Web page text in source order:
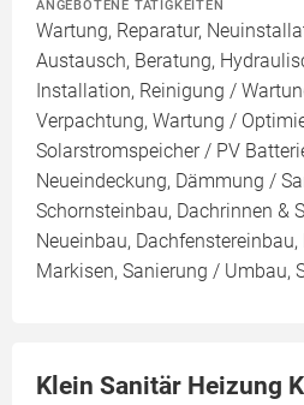
ANGEBOTENE TÄTIGKEITEN
Wartung, Reparatur,
Austausch, Beratung,
Installation, Reinigung /
Verpachtung, Wartung /
Solarstromspeicher / PV
Neueindeckung, Dämmung /
Schornsteinbau, Dachrinnen &
Neueinbau,
Markisen, Sanierung / Umbau,
Klein Sanitär Heizung